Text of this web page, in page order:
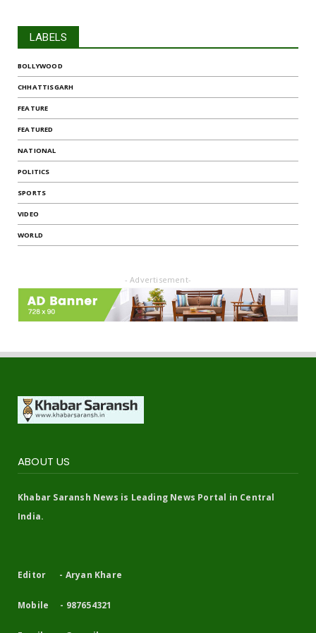
LABELS
BOLLYWOOD
CHHATTISGARH
FEATURE
FEATURED
NATIONAL
POLITICS
SPORTS
VIDEO
WORLD
- Advertisement-
ABOUT US
Khabar Saransh News is Leading News Portal in Central
India.
Editor - Aryan Khare
Mobile - 987654321